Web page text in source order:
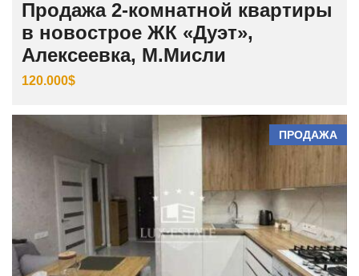
Продажа 2-комнатной квартиры
в новострое ЖК «Дуэт»,
Алексеевка, М.Мисли
120.000$
ПРОДАЖА